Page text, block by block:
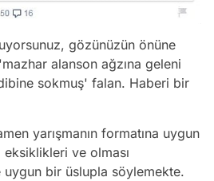
gözünüzün önüne
alanson ağzına geleni
sokmuş' falan. Haberi bir
yarışmanın formatına uygun
ve olması
bir üslupla söylemekte.